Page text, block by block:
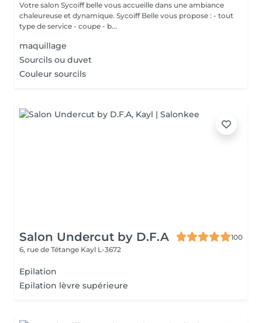
Votre salon Sycoiff belle vous accueille dans une ambiance
chaleureuse et dynamique. Sycoiff Belle vous propose : - tout
type de service - coupe - b...
maquillage
Sourcils ou duvet
Couleur sourcils
Salon Undercut by D.F.A
100
6, rue de Tétange Kayl L-3672
Epilation
Epilation lèvre supérieure